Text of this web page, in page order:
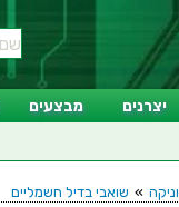
יצרנים מבצעים
» שואבי בדיל חשמליים